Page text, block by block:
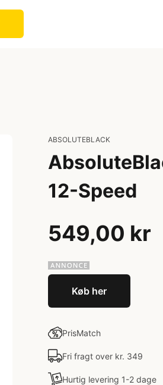
ABSOLUTEBLACK
12-Speed
549,00 kr
Køb her
PrisMatch
Fri fragt over kr. 349
Hurtig levering 1-2 dage